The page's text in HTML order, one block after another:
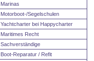
Marinas
Motorboot-/Segelschulen
Yachtcharter bei Happycharter
Maritimes Recht
Sachverständige
Boot-Reparatur / Refit